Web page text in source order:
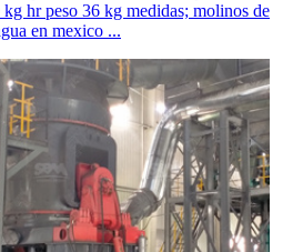
hr peso 36 kg medidas; molinos de
en mexico ...